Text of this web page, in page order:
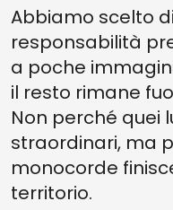
Abbiamo scelto
responsabilità
a poche
il resto rimane
Non perché quei
straordinari, ma
monocorde
territorio.